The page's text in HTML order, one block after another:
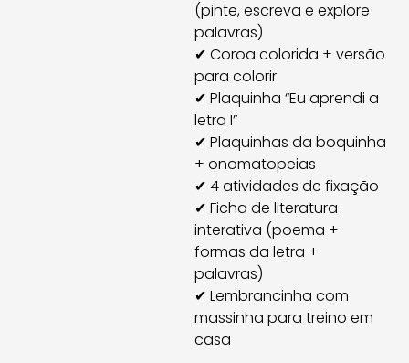
(pinte, escreva e explore
palavras)
✔ Coroa colorida + versão
para colorir
✔ Plaquinha “Eu aprendi a
letra I”
✔ Plaquinhas da boquinha
+ onomatopeias
✔ 4 atividades de fixação
✔ Ficha de literatura
interativa (poema +
formas da letra +
palavras)
✔ Lembrancinha com
massinha para treino em
casa